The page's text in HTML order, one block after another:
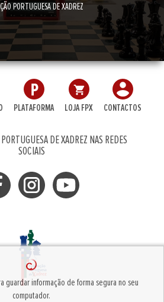
PORTUGUESA DE XADREZ
PLATAFORMA LOJA FPX CONTACTOS
DE XADREZ NAS REDES
SOCIAIS
guardar informação de forma segura no seu
computador.